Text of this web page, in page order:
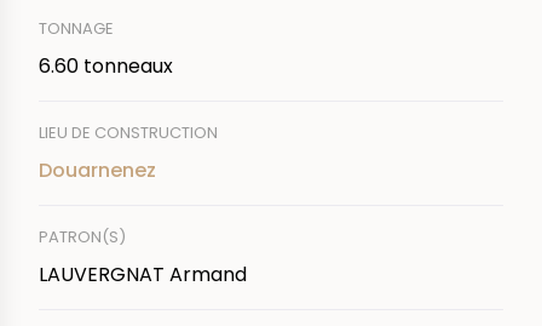
TONNAGE
6.60 tonneaux
LIEU DE CONSTRUCTION
Douarnenez
PATRON(S)
LAUVERGNAT Armand